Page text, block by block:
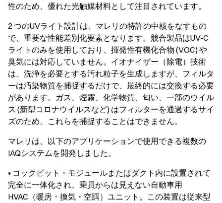
性のため、優れた光触媒材料として注目されています。
2 つのUVライト設計は、マレリの特許の中核をなすもの
で、重要な性能差別化要素となります。競合製品はUV-C
ライトのみを使用しており、揮発性有機化合物 (VOC) や
臭気には対応していません。イオナイザー（除電）技術
は、洗浄を必要とする汚れ粒子を生成しますが、フィルタ
ーは汚染物質を捕捉するだけで、最終的には交換する必要
があります。ガス、煙霧、化学物質、匂い、一部のウイル
ス (新型コロナウイルスなど) はフィルターを通過するサイ
ズのため、これらを捕捉することはできません。
マレリは、以下のアプリケーションで使用できる複数の
IAQシステムを開発しました。
• コックピット・モジュールまたはダクト内に設置されて
完全に一体化され、乗員からは見えない自動車用
HVAC（暖房・換気・空調）ユニット。この装置は従来型